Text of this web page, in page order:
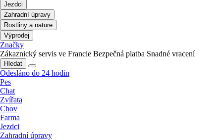
Jezdci
Zahradní úpravy
Rostliny a nature
Výprodej
Značky
Zákaznický servis ve Francie Bezpečná platba Snadné vracení
Hledat
Odesláno do 24 hodin
Pes
Chat
Zvířata
Chov
Farma
Jezdci
Zahradní úpravy